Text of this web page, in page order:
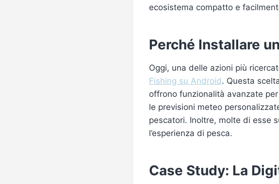
ecosistema compatto e
Perché Installare
Oggi, una delle azioni più
Fishing su Android. Questa
offrono funzionalità avanzate
le previsioni meteo
pescatori. Inoltre, molte di esse
l’esperienza di pesca.
Case Study: La